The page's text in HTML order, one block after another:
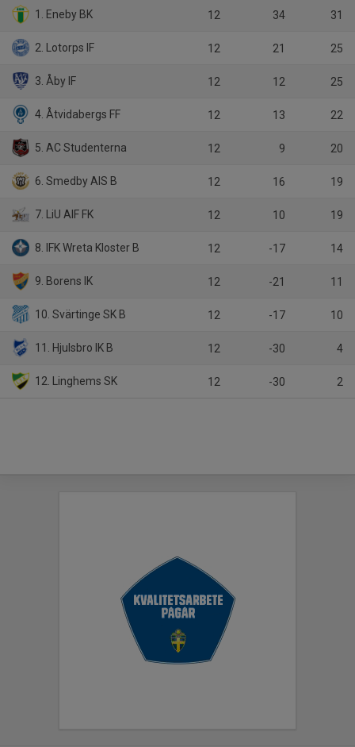
1. Eneby BK 12 34 31
2. Lotorps IF 12 21 25
3. Åby IF 12 12 25
4. Åtvidabergs FF 12 13 22
5. AC Studenterna 12 9 20
6. Smedby AIS B 12 16 19
7. LiU AIF FK 12 10 19
8. IFK Wreta Kloster B 12 -17 14
9. Borens IK 12 -21 11
10. Svärtinge SK B 12 -17 10
11. Hjulsbro IK B 12 -30 4
12. Linghems SK 12 -30 2